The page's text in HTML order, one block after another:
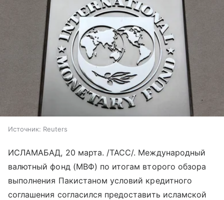
Источник: Reuters
ИСЛАМАБАД, 20 марта. /ТАСС/. Международный
валютный фонд (МВФ) по итогам второго обзора
выполнения Пакистаном условий кредитного
соглашения согласился предоставить исламской